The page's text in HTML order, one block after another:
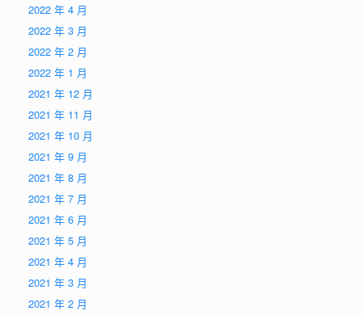
2022 年 4 月
2022 年 3 月
2022 年 2 月
2022 年 1 月
2021 年 12 月
2021 年 11 月
2021 年 10 月
2021 年 9 月
2021 年 8 月
2021 年 7 月
2021 年 6 月
2021 年 5 月
2021 年 4 月
2021 年 3 月
2021 年 2 月